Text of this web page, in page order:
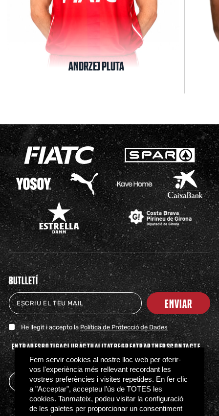
ANDRZEJ PLUTA
BUTLLETÍ
ENVIAR
He llegit i accepto laPolítica de Protecció de Dades
ENTRADESBOTIGACLUBACTUALITATBEGREATPARTNERSCONTACTE
PREMSA
Fem servir cookies al nostre lloc web per oferir-
vos l'experiència més rellevant recordant les
vostres preferències i visites repetides. En fer clic
a "Acceptar", accepteu l'ús de TOTES les
cookies. Tanmateix, podeu visitar la configuració
de les galetes per proporcionar un consentiment